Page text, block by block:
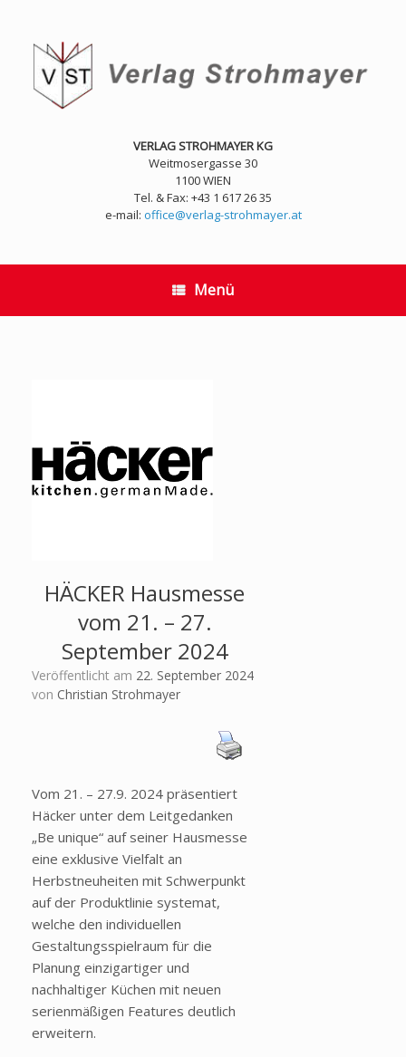
springen
VERLAG STROHMAYER KG
Weitmosergasse 30
1100 WIEN
Tel. & Fax: +43 1 617 26 35
e-mail: office@verlag-strohmayer.at
Menü
HÄCKER Hausmesse
vom 21. – 27.
September 2024
Veröffentlicht am 22. September 2024
von Christian Strohmayer
Vom 21. – 27.9. 2024 präsentiert
Häcker unter dem Leitgedanken
„Be unique“ auf seiner Hausmesse
eine exklusive Vielfalt an
Herbstneuheiten mit Schwerpunkt
auf der Produktlinie systemat,
welche den individuellen
Gestaltungsspielraum für die
Planung einzigartiger und
nachhaltiger Küchen mit neuen
serienmäßigen Features deutlich
erweitern.